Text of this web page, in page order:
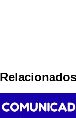
Relacionados